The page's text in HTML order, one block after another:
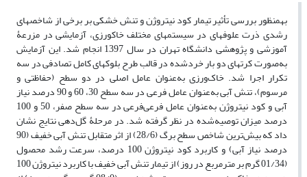
به­منظور بررسی تأثیر تیمار کود نیتروژن و تنش خشکی بر برخی از شاخص­های
رشدی ذرت علوفه­ای در سیستم­های مختلف خاک­ورزی، آزمایشی در مزرعۀ
آموزشی و پژوهشی دانشگاه تهران در سال 1397 انجام شد. این آزمایش
به‌صورت کرت­های دو بار خردشده در قالب طرح بلوک­های کامل تصادفی در سه
تکرار اجرا شد. خاک‌ورزی به‌عنوان عامل اصلی در دو سطح (حفاظتی و
مرسوم)، تنش آبی به‌عنوان عامل فرعی در سه سطح 30، 60 و 90 درصد نیاز
آبی و کود نیتروژن به‌عنوان عامل فرعی‌فرعی در سه سطح صفر، 50 و 100
درصد میزان توصیه‌شده در نظر گرفته شد. در مرحلۀ گل‌دهی نتایج نشان
داد که بیش‌ترین شاخص سطح برگ (28/6) از اثر متقابل تنش آبی خفیف (90
درصد نیاز آبی) و کاربرد کود نیتروژن 100 درصد، سرعت رشد محصول
(01/34 گرم بر مترمربع در روز) از تیمار تنش آبی خفیف با کاربرد نیتروژن 100